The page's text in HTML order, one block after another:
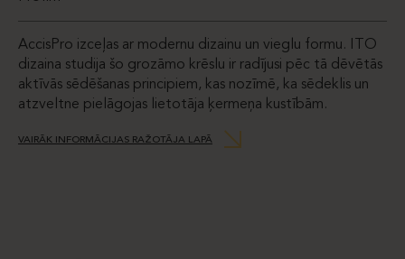
AccisPro izceļas ar modernu dizainu un vieglu formu. ITO
dizaina studija šo grozāmo krēslu ir radījusi pēc tā dēvētās
aktīvās sēdēšanas principiem, kas nozīmē, ka sēdeklis un
atzveltne pielāgojas lietotāja ķermeņa kustībām.
VAIRĀK INFORMĀCIJAS RAŽOTĀJA LAPĀ